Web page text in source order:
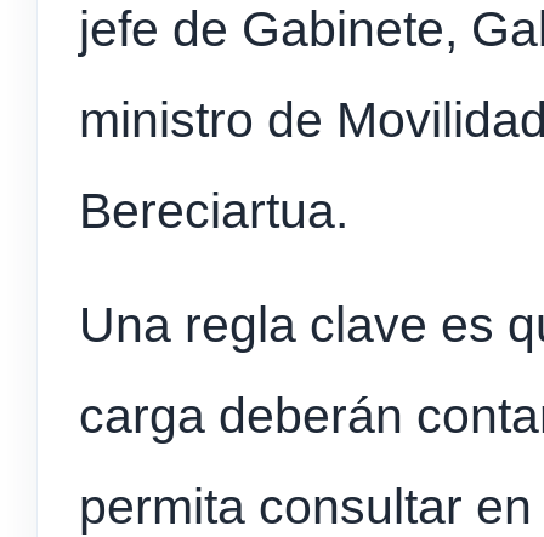
jefe de Gabinete,
ministro de
Bereciartua.
Una regla clave es
carga deberán
permita consultar